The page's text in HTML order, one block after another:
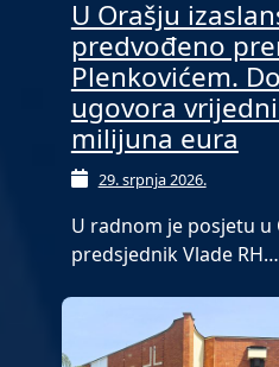
U Orašju
predvođeno
Plenkovićem.
ugovora
milijuna eura
29. srpnja 2026.
U radnom je posjetu
predsjednik Vlade RH…